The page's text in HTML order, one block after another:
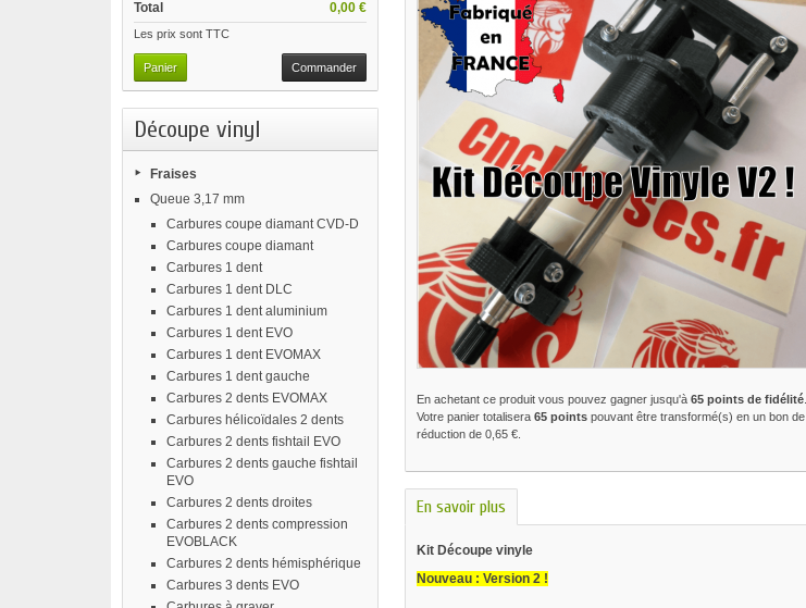
0,00 €
Total
Les prix sont TTC
Panier Commander
Découpe vinyl
Fraises
Queue 3,17 mm
Carbures coupe diamant CVD-D
Carbures coupe diamant
Carbures 1 dent
Carbures 1 dent DLC
Carbures 1 dent aluminium
Carbures 1 dent EVO
Carbures 1 dent EVOMAX
Carbures 1 dent gauche
Carbures 2 dents EVOMAX
Carbures hélicoïdales 2 dents
Carbures 2 dents fishtail EVO
Carbures 2 dents gauche fishtail
EVO
Carbures 2 dents droites
Carbures 2 dents compression
EVOBLACK
Carbures 2 dents hémisphérique
Carbures 3 dents EVO
En achetant ce produit vous pouvez gagner jusqu'à 65points de fidélité.
Votre panier totalisera 65pointspouvant être transformé(s) en un bon de
réduction de 0,65 €.
En savoir plus
Kit Découpe vinyle
Nouveau : Version 2 !